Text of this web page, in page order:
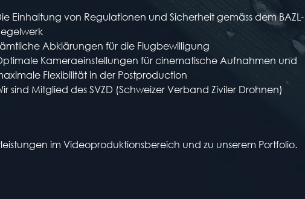
Einhaltung von Regulationen und Sicherheit gemäss dem BAZL-
Abklärungen für die Flugbewilligung
Kameraeinstellungen für cinematische Aufnahmen und
Flexibilität in der Postproduction
sind Mitglied des SVZD (Schweizer Verband Ziviler Drohnen)
im Videoproduktionsbereich und zu unserem Portfolio.